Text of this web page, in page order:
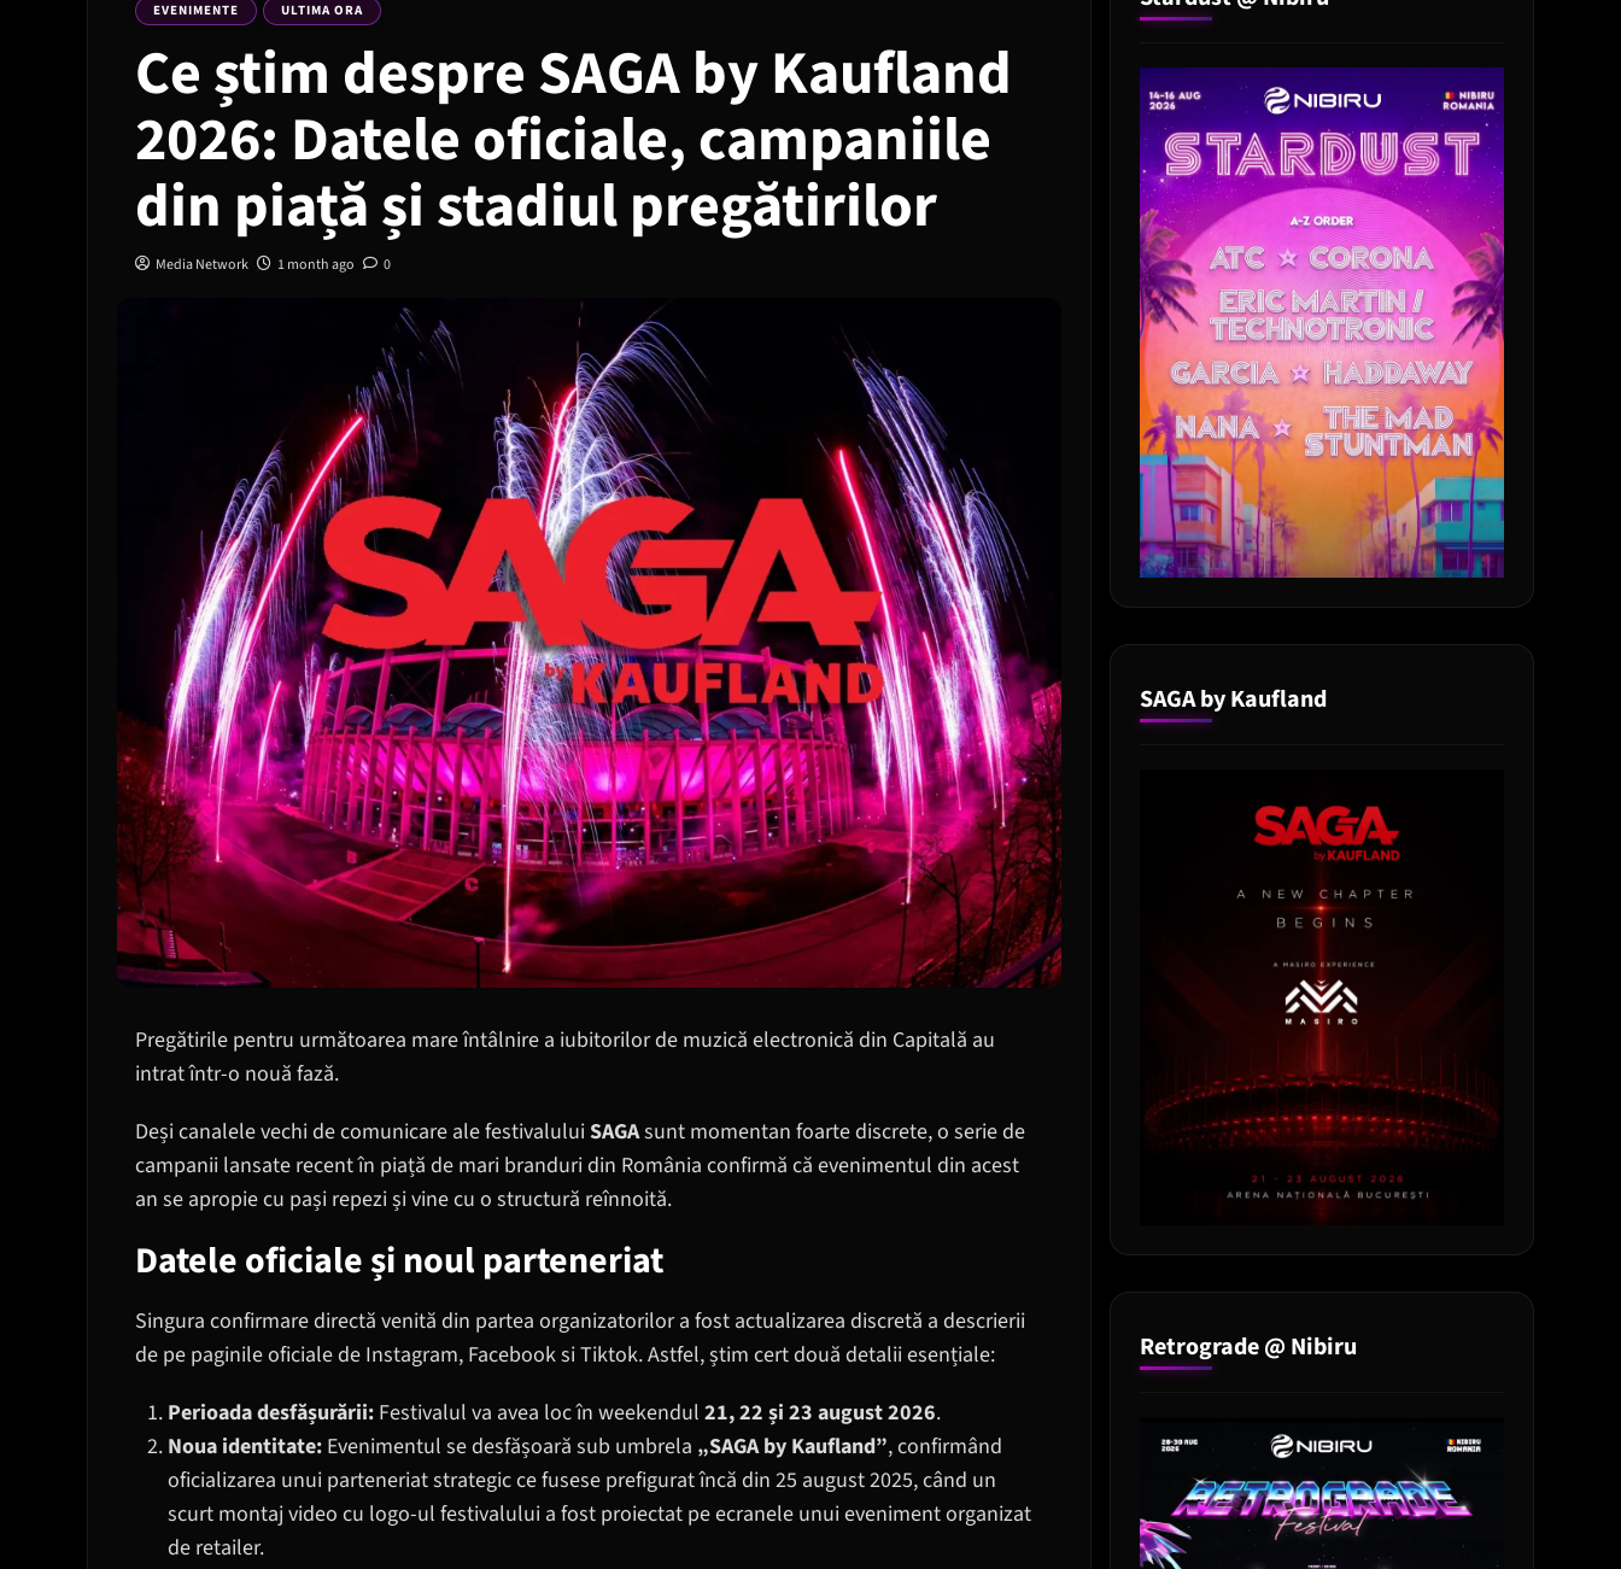
EVENIMENTE ULTIMA ORA
Ce știm despre SAGA by Kaufland
2026: Datele oficiale, campaniile
din piață și stadiul pregătirilor
Media Network 1 month ago 0
Pregătirile pentru următoarea mare întâlnire a iubitorilor de muzică electronică din Capitală au
intrat într-o nouă fază.
Deși canalele vechi de comunicare ale festivaluluiSAGAsunt momentan foarte discrete, o serie de
campanii lansate recent în piață de mari branduri din România confirmă că evenimentul din acest
an se apropie cu pași repezi și vine cu o structură reînnoită.
Datele oficiale și noul parteneriat
Singura confirmare directă venită din partea organizatorilor a fost actualizarea discretă a descrierii
de pe paginile oficiale de Instagram, Facebook si Tiktok. Astfel, știm cert două detalii esențiale:
Perioada desfășurării: Festivalul va avea loc în weekendul 21, 22 și 23 august 2026.
Noua identitate: Evenimentul se desfășoară sub umbrela „SAGA by Kaufland”, confirmând
oficializarea unui parteneriat strategic ce fusese prefigurat încă din 25 august 2025, când un
scurt montaj video cu logo-ul festivalului a fost proiectat pe ecranele unui eveniment organizat
de retailer.
SAGA by Kaufland
Retrograde @ Nibiru